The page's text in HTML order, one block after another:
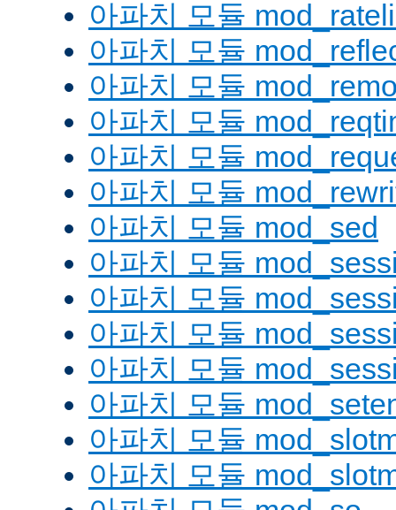
아파치 모듈
아파치 모듈
아파치 모듈
아파치 모듈
아파치 모듈
아파치 모듈
아파치 모듈 mod_sed
아파치 모듈
아파치 모듈
아파치 모듈
아파치 모듈
아파치 모듈
아파치 모듈
아파치 모듈